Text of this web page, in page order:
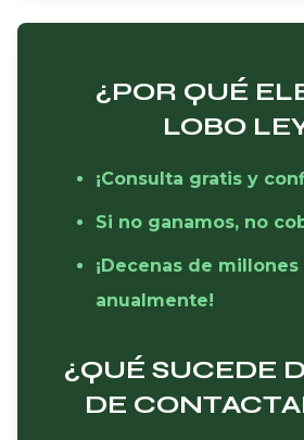
¿POR QUÉ
LOBO
¡Consulta gratis y
Si no ganamos, no
¡Decenas de
anualmente!
¿QUÉ SUCEDE
DE